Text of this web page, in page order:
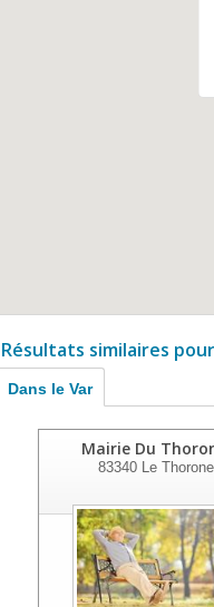
Résultats similaires
Dans le Var
Mairie Du
83340Le